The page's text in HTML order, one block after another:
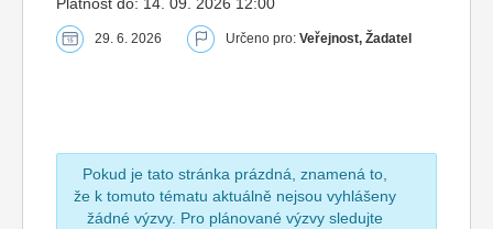
29. 6. 2026 Určeno pro: Veřejnost, Žadatel
Pokud je tato stránka prázdná, znamená to,
že k tomuto tématu aktuálně nejsou vyhlášeny
žádné výzvy. Pro plánované výzvy sledujte